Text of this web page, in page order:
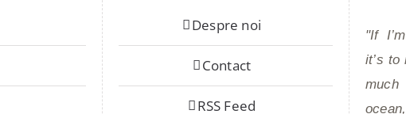
Despre noi
Contact
RSS Feed
"If
it’s to